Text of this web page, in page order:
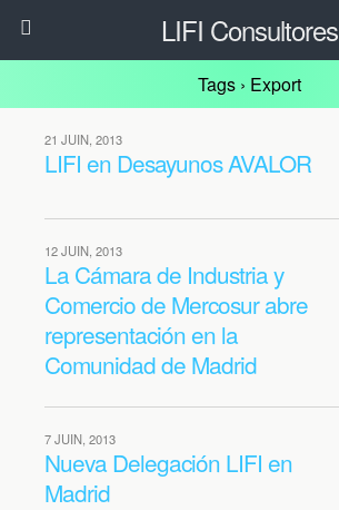
LIFI Consultores
Tags › Export
21 JUIN, 2013
LIFI en Desayunos AVALOR
12 JUIN, 2013
La Cámara de Industria y
Comercio de Mercosur abre
representación en la
Comunidad de Madrid
7 JUIN, 2013
Nueva Delegación LIFI en
Madrid